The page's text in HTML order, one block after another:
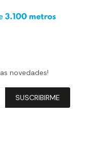
novedades!
SUSCRIBIRME